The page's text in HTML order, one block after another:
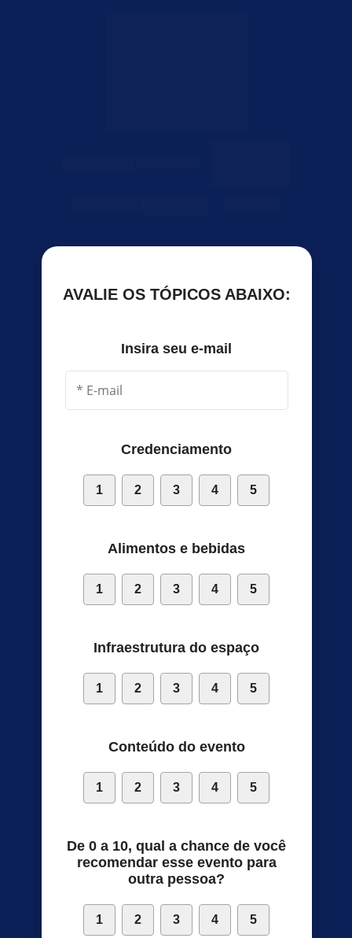
AVALIE OS TÓPICOS ABAIXO:
Insira seu e-mail
Credenciamento
1 2 3 4 5
Alimentos e bebidas
1 2 3 4 5
Infraestrutura do espaço
1 2 3 4 5
Conteúdo do evento
1 2 3 4 5
De 0 a 10, qual a chance de você
recomendar esse evento para
outra pessoa?
1 2 3 4 5